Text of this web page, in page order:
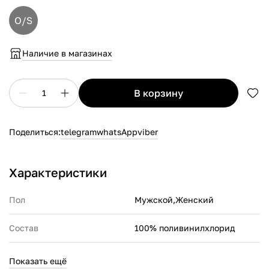
O/S
Наличие в магазинах
1 в корзину
Поделиться:telegramwhatsAppviber
Характеристики
Пол Мужской,Женский
Состав 100% поливинилхлорид
Производитель
Показать ещё